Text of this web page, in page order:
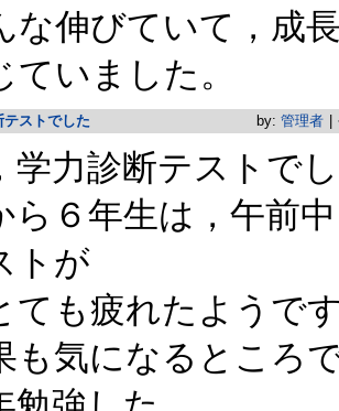
な伸びていて，成
ていました。
テストでした by: 管理者
学力診断テストで
ら６年生は，午前
トが
ても疲れたようで
も気になるところ